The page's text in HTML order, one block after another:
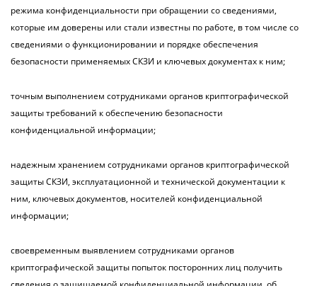
режима конфиденциальности при обращении со сведениями,
которые им доверены или стали известны по работе, в том числе со
сведениями о функционировании и порядке обеспечения
безопасности применяемых СКЗИ и ключевых документах к ним;
точным выполнением сотрудниками органов криптографической
защиты требований к обеспечению безопасности
конфиденциальной информации;
надежным хранением сотрудниками органов криптографической
защиты СКЗИ, эксплуатационной и технической документации к
ним, ключевых документов, носителей конфиденциальной
информации;
своевременным выявлением сотрудниками органов
криптографической защиты попыток посторонних лиц получить